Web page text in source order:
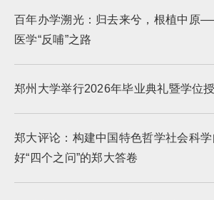
百年办学溯光：归去来兮，根植中原
医学“反哺”之路
郑州大学举行2026年毕业典礼暨学位
郑大评论：构建中国特色哲学社会科
好“四个之问”的郑大答卷